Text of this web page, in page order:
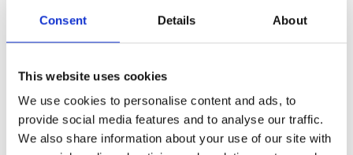
Consent Details About
This website uses cookies
We use cookies to personalise content and ads, to
provide social media features and to analyse our traffic.
We also share information about your use of our site with
– Det er ikke alle som er like rigget
en helt annen terskel for hva som er
greit. Det synes jeg er flott. Da blir
du litt mer kjent med folk.